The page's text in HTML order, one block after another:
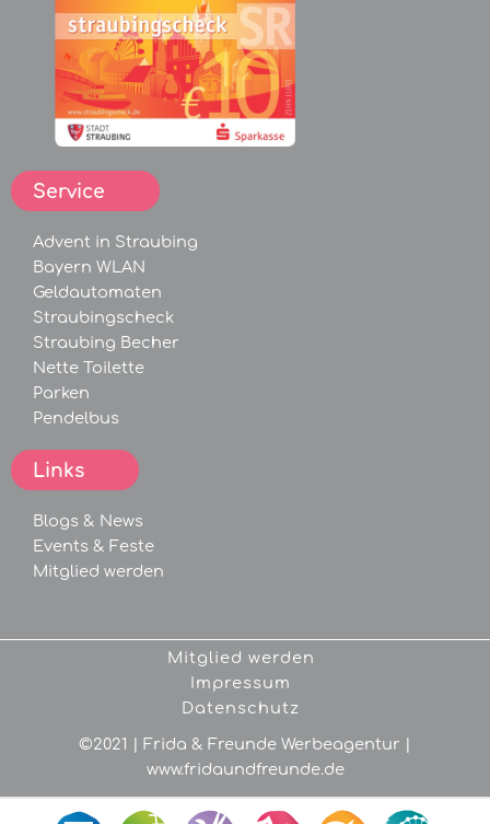
Service
Advent in Straubing
Bayern WLAN
Geldautomaten
Straubingscheck
Straubing Becher
Nette Toilette
Parken
Pendelbus
Links
Blogs & News
Events & Feste
Mitglied werden
Mitglied werden
Impressum
Datenschutz
©2021 | Frida & Freunde Werbeagentur |
www.fridaundfreunde.de